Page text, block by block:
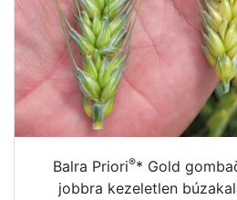
Balra Priori®* Gold
jobbra kezeletlen